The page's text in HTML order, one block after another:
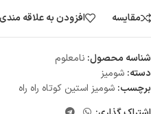
مقایسه افزودن به علاقه مندی
شناسه محصول: نامعلوم
دسته: شومیز
برچسب: شومیز استین کوتاه راه راه